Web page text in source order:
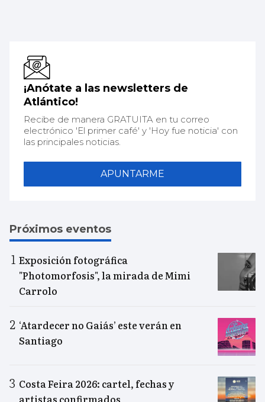
¡Anótate a las newsletters de
Atlántico!
Recibe de manera GRATUITA en tu correo
electrónico 'El primer café' y 'Hoy fue noticia' con
las principales noticias.
APUNTARME
Próximos eventos
Exposición fotográfica
"Photomorfosis", la mirada de Mimi
Carrolo
‘Atardecer no Gaiás’ este verán en
Santiago
Costa Feira 2026: cartel, fechas y